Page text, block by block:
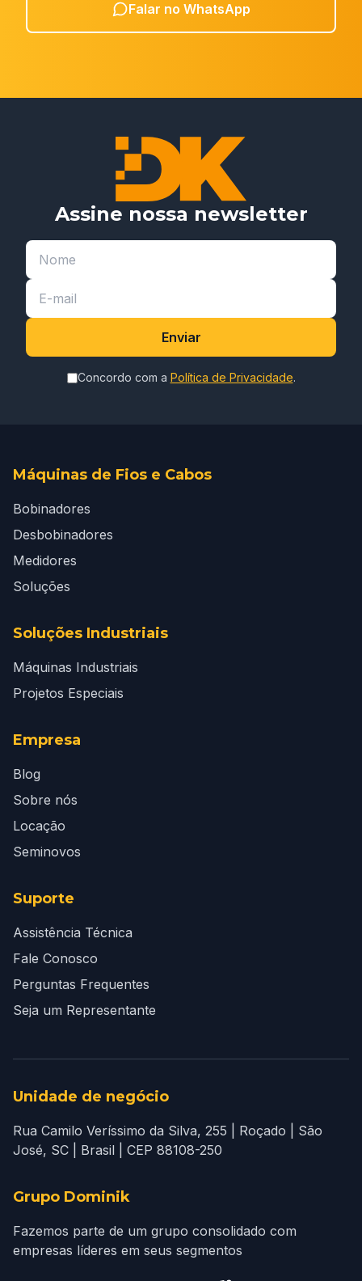
Falar no WhatsApp
Assine nossa newsletter
Enviar
Concordo com a Política de Privacidade.
Máquinas de Fios e Cabos
Bobinadores
Desbobinadores
Medidores
Soluções
Soluções Industriais
Máquinas Industriais
Projetos Especiais
Empresa
Blog
Sobre nós
Locação
Seminovos
Suporte
Assistência Técnica
Fale Conosco
Perguntas Frequentes
Seja um Representante
Unidade de negócio
Rua Camilo Veríssimo da Silva, 255 | Roçado | São
José, SC | Brasil | CEP 88108-250
Grupo Dominik
Fazemos parte de um grupo consolidado com
empresas líderes em seus segmentos